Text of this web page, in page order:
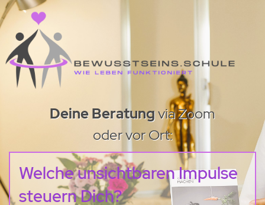
Deine Beratungvia Zoom
oder vor Ort:
Welche unsichtbaren Impulse
steuern Dich?